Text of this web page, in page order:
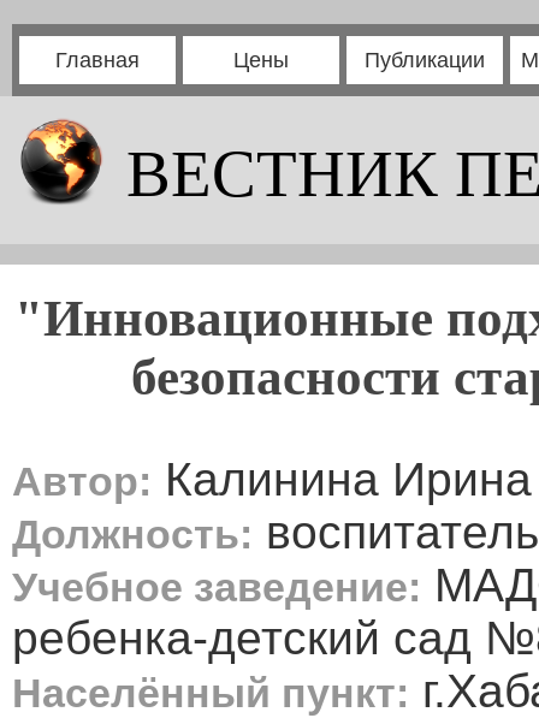
Главная Цены Публикации
ВЕСТНИК
"Инновационные
безопасности
Автор: Калинина
Должность: воспитатель
Учебное заведение:
ребенка-детский сад
Населённый пункт: